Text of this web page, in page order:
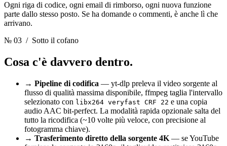
Ogni riga di codice, ogni email di rimborso, ogni nuova funzione
parte dallo stesso posto. Se ha domande o commenti, è anche lì che
arrivano.
№ 03 / Sotto il cofano
Cosa c'è davvero dentro.
→ Pipeline di codifica — yt-dlp preleva il video sorgente al
flusso di qualità massima disponibile, ffmpeg taglia l'intervallo
selezionato con libx264 veryfast CRF 22 e una copia
audio AAC bit-perfect. La modalità rapida opzionale salta del
tutto la ricodifica (~10 volte più veloce, con precisione al
fotogramma chiave).
→ Trasferimento diretto della sorgente 4K — se YouTube